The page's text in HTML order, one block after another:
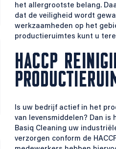
het allergrootste belang.
dat de veiligheid wordt
werkzaamheden op het
productieruimtes kunt u
HACCP
Is uw bedrijf actief in het
van levensmiddelen? Dan
Basiq Cleaning uw
verzorgen conform de